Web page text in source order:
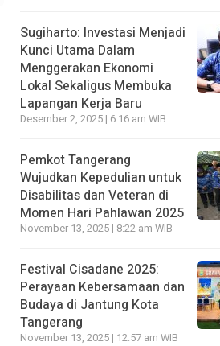
Sugiharto: Investasi Menjadi
Kunci Utama Dalam
Menggerakan Ekonomi
Lokal Sekaligus Membuka
Lapangan Kerja Baru
Desember 2, 2025 | 6:16 am WIB
Pemkot Tangerang
Wujudkan Kepedulian untuk
Disabilitas dan Veteran di
Momen Hari Pahlawan 2025
November 13, 2025 | 8:22 am WIB
Festival Cisadane 2025:
Perayaan Kebersamaan dan
Budaya di Jantung Kota
Tangerang
November 13, 2025 | 12:57 am WIB